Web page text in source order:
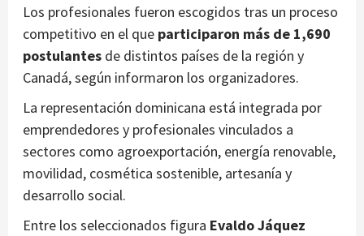
Los profesionales fueron escogidos tras un proceso
competitivo en el que participaron más de 1,690
postulantes de distintos países de la región y
Canadá, según informaron los organizadores.
La representación dominicana está integrada por
emprendedores y profesionales vinculados a
sectores como agroexportación, energía renovable,
movilidad, cosmética sostenible, artesanía y
desarrollo social.
Entre los seleccionados figura Evaldo Jáquez